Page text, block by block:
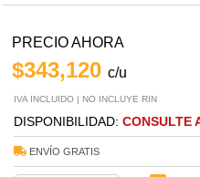
PRECIO AHORA
$343,120 c/u
IVA INCLUIDO | NO INCLUYE RIN
DISPONIBILIDAD: CONSULTE
ENVÍO GRATIS